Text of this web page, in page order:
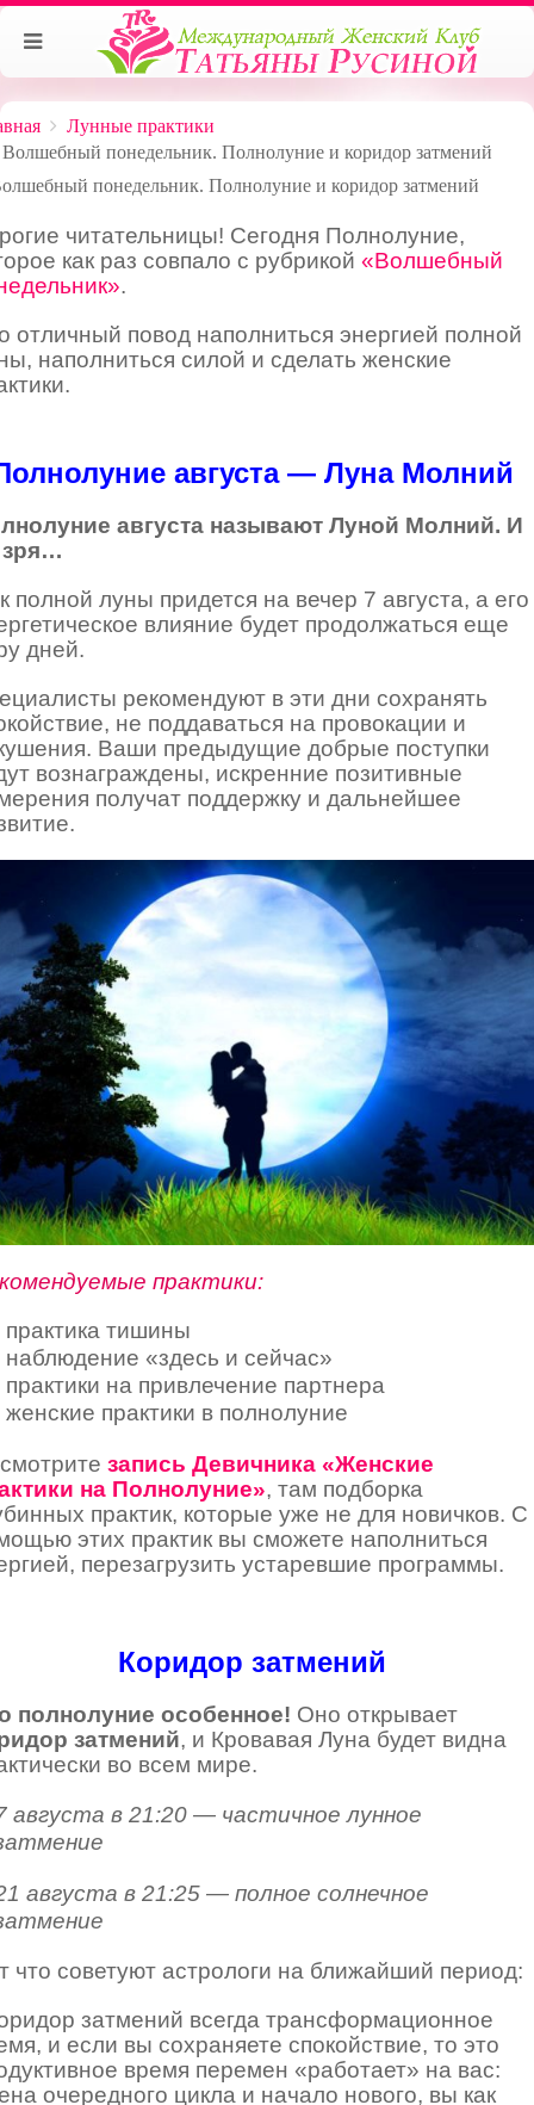
Лунные практики
Волшебный понедельник. Полнолуние и коридор затмений
читательницы! Сегодня Полнолуние,
как раз совпало с рубрикой «Волшебный
.
отличный повод наполниться энергией полной
наполниться силой и сделать женские
августа — Луна Молний
августа называют Луной Молний. И
зря…
полной луны придется на вечер 7 августа, а его
влияние будет продолжаться еще
дней.
рекомендуют в эти дни сохранять
не поддаваться на провокации и
Ваши предыдущие добрые поступки
вознаграждены, искренние позитивные
получат поддержку и дальнейшее
практики:
практика тишины
наблюдение «здесь и сейчас»
практики на привлечение партнера
женские практики в полнолуние
запись Девичника «Женские
на Полнолуние», там подборка
практик, которые уже не для новичков. С
этих практик вы сможете наполниться
перезагрузить устаревшие программы.
Коридор затмений
полнолуние особенное! Оно открывает
затмений, и Кровавая Луна будет видна
во всем мире.
августа в 21:20 — частичное лунное
августа в 21:25 — полное солнечное
что советуют астрологи на ближайший период:
затмений всегда трансформационное
и если вы сохраняете спокойствие, то это
время перемен «работает» на вас:
очередного цикла и начало нового, вы как